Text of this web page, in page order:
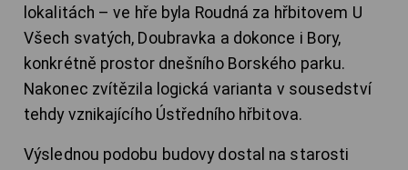
lokalitách – ve hře byla Roudná za hřbitovem U
Všech svatých, Doubravka a dokonce i Bory,
konkrétně prostor dnešního Borského parku.
Nakonec zvítězila logická varianta v sousedství
tehdy vznikajícího Ústředního hřbitova.
Výslednou podobu budovy dostal na starosti